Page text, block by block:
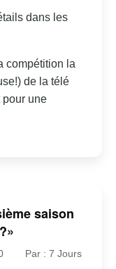
dans les
compétition la
de la télé
une
saison
Par : 7 Jours